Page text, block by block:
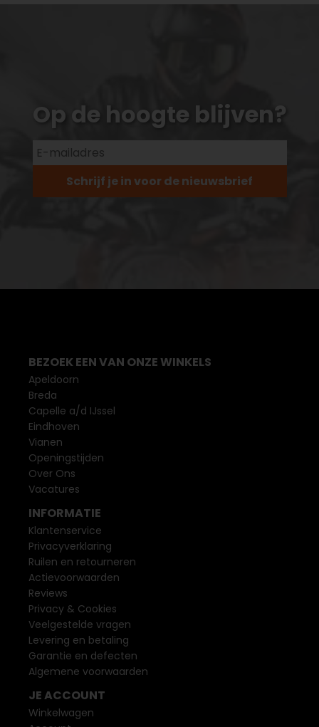
Op de hoogte blijven?
Schrijf je in voor de nieuwsbrief
BEZOEK EEN VAN ONZE WINKELS
Apeldoorn
Breda
Capelle a/d IJssel
Eindhoven
Vianen
Openingstijden
Over Ons
Vacatures
INFORMATIE
Klantenservice
Privacyverklaring
Ruilen en retourneren
Actievoorwaarden
Reviews
Privacy & Cookies
Veelgestelde vragen
Levering en betaling
Garantie en defecten
Algemene voorwaarden
JE ACCOUNT
Winkelwagen